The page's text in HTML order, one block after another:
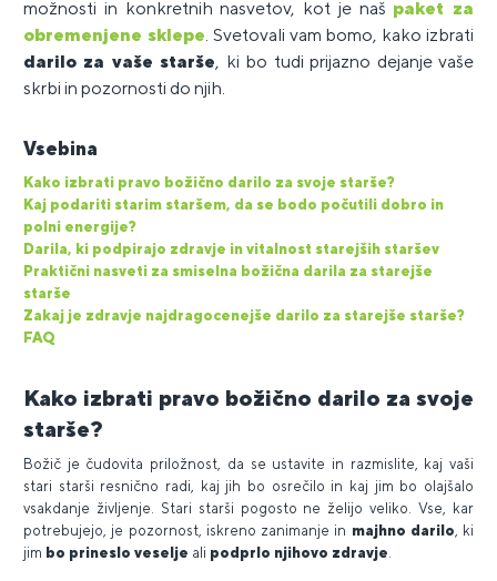
možnosti in konkretnih nasvetov, kot je naš paket za
obremenjene sklepe . Svetovali vam bomo, kako izbrati
darilo za vaše starše, ki bo tudi prijazno dejanje vaše
skrbi in pozornosti do njih.
Vsebina
Kako izbrati pravo božično darilo za svoje starše?
Kaj podariti starim staršem, da se bodo počutili dobro in
polni energije?
Darila, ki podpirajo zdravje in vitalnost starejših staršev
Praktični nasveti za smiselna božična darila za starejše
starše
Zakaj je zdravje najdragocenejše darilo za starejše starše?
FAQ
Kako izbrati pravo božično darilo za svoje
starše?
Božič je čudovita priložnost, da se ustavite in razmislite, kaj vaši
stari starši resnično radi, kaj jih bo osrečilo in kaj jim bo olajšalo
vsakdanje življenje. Stari starši pogosto ne želijo veliko. Vse, kar
potrebujejo, je pozornost, iskreno zanimanje in majhno darilo , ki
jim bo prineslo veselje ali podprlo njihovo zdravje